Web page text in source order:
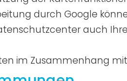
durch Google
auch
im Zusammenhang